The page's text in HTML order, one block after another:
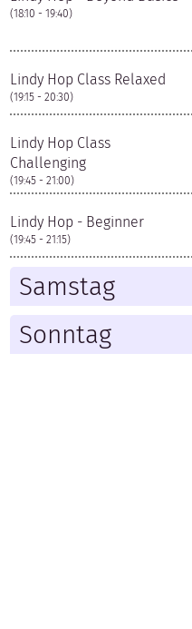
(18:10 - 19:40)
Lindy Hop Class Relaxed
(19:15 - 20:30)
Lindy Hop Class
Challenging
(19:45 - 21:00)
Lindy Hop - Beginner
(19:45 - 21:15)
Samstag
Sonntag